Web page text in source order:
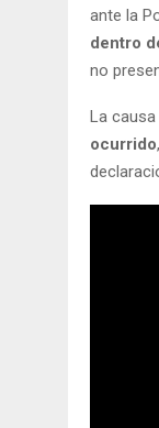
ante la
dentro
no
La
ocurrido